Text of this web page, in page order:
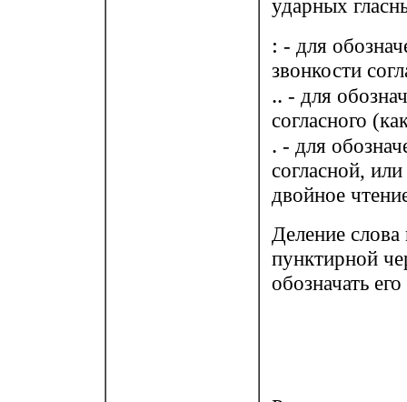
ударных
: - для
звонкости
.. - для
согласного
. - для
согласной,
двойное
Деление слова
пунктирной
обозначать